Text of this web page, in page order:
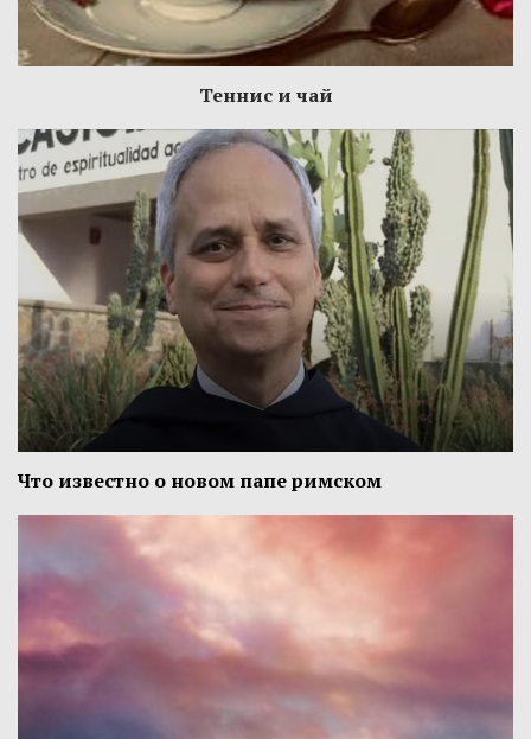
Теннис и чай
Что известно о новом папе римском